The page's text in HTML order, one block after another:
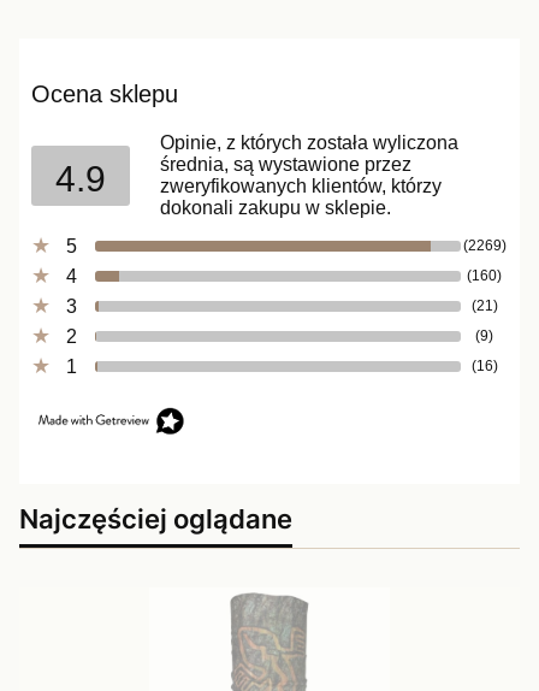
Ocena sklepu
4.9
Opinie, z których została wyliczona
średnia, są wystawione przez
zweryfikowanych klientów, którzy
dokonali zakupu w sklepie.
5
(2269)
4 (160)
3 (21)
2 (9)
1 (16)
Najczęściej oglądane